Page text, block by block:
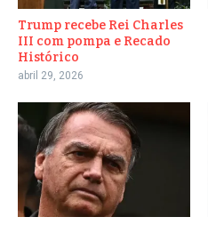
Trump recebe Rei Charles
III com pompa e Recado
Histórico
abril 29, 2026